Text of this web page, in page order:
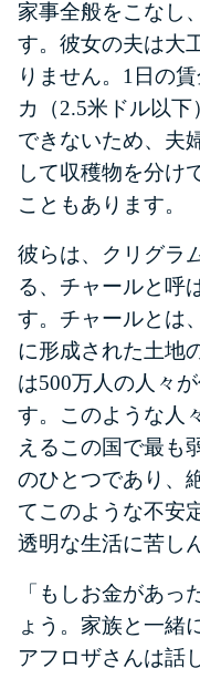
家事全般をこなし
す。 彼女の夫は大
りません。1 日の
カ（2.5米ドル以
できないため、夫
して収穫物を分け
こともあります。
彼らは、クリグラ
る、チャールと呼
す。チャールとは
に形成された土地
は500万人の人々
す。このような人
えるこの国で最も
のひとつであり、
てこのような不安
透明な生活に苦し
「もしお金があっ
ょう。家族と一緒
アフロザさんは話